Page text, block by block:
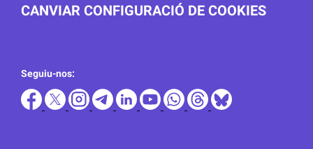
CANVIAR CONFIGURACIÓ DE COOKIES
Seguiu-nos: